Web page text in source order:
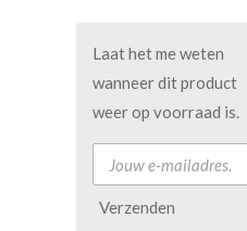
Laat het me weten
wanneer dit product
weer op voorraad is.
Verzenden